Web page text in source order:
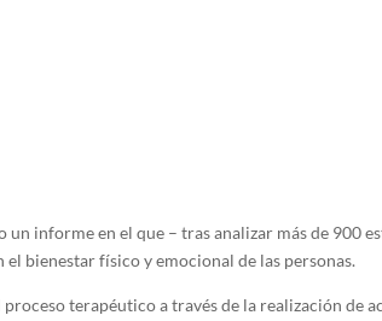
un informe en el que – tras analizar más de
bienestar físico y emocional de las personas.
terapéutico a través de la realización de